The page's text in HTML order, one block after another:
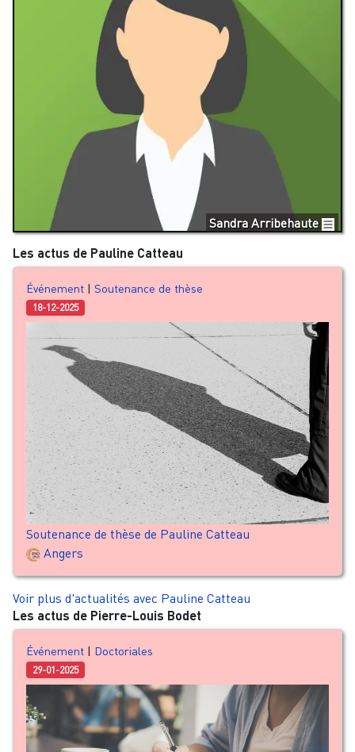
Sandra Arribehaute
Les actus de Pauline Catteau
Événement | Soutenance de thèse
18-12-2025
Soutenance de thèse de Pauline Catteau
Angers
Voir plus d'actualités avec Pauline Catteau
Les actus de Pierre-Louis Bodet
Événement | Doctoriales
29-01-2025